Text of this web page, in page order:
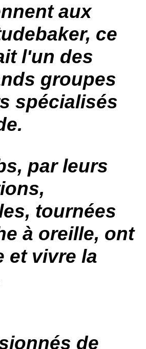
aux
ce
l'un des
groupes
spécialisés
par leurs
tournées
à oreille, ont
et vivre la
de